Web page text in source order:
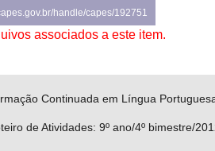
handle/capes/192751
associados a este item.
Continuada em Língua
de Atividades: 9º ano/4º bimestre/